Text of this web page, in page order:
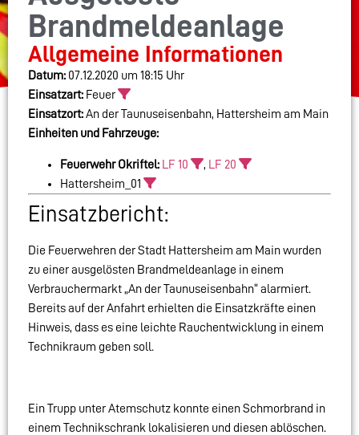
Brandmeldeanlage
Allgemeine Informationen
Datum: 07.12.2020 um 18:15 Uhr
Einsatzart: Feuer
Einsatzort:An der Taunuseisenbahn, Hattersheim am Main
Einheiten und Fahrzeuge:
Feuerwehr Okriftel: LF 10 ,
LF 20
Hattersheim_01
Einsatzbericht:
Die Feuerwehren der Stadt Hattersheim am Main wurden
zu einer ausgelösten Brandmeldeanlage in einem
Verbrauchermarkt „An der Taunuseisenbahn“ alarmiert.
Bereits auf der Anfahrt erhielten die Einsatzkräfte einen
Hinweis, dass es eine leichte Rauchentwicklung in einem
Technikraum geben soll.
Ein Trupp unter Atemschutz konnte einen Schmorbrand in
einem Technikschrank lokalisieren und diesen ablöschen.